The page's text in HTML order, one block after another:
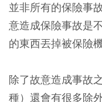
並非所有的保險事
意造成保險事故是
的東西丟掉被保險
除了故意造成事故
種）還會有很多除